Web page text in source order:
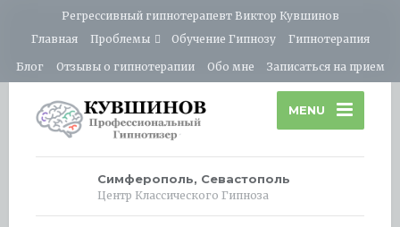
Регрессивный гипнотерапевт Виктор Кувшинов
Главная
Проблемы Обучение Гипнозу Гипнотерапия
Блог Отзывы о гипнотерапии Обо мне Записаться на прием
MENU
Симферополь, Севастополь
Центр Классического Гипноза